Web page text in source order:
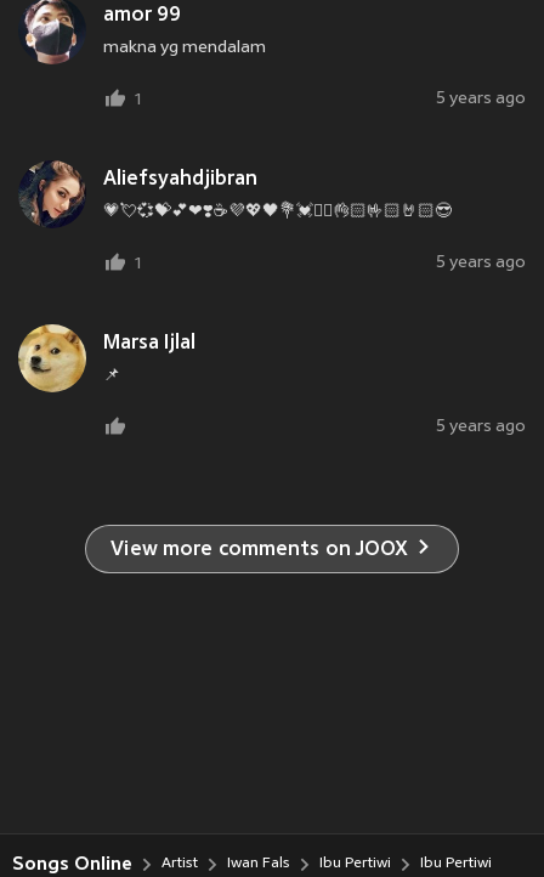
amor 99
makna yg mendalam
1 5 years ago
Aliefsyahdjibran
💗💘💞💝💕❤❣️☕💜💖🖤💐💓✌🏻👌🏻🤟🏻🤘🏻😎
1 5 years ago
Marsa Ijlal
📌
5 years ago
View more comments on JOOX
Songs Online Artist Iwan Fals Ibu Pertiwi Ibu Pertiwi